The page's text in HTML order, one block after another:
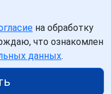
на обработку
что ознакомлен
данных.